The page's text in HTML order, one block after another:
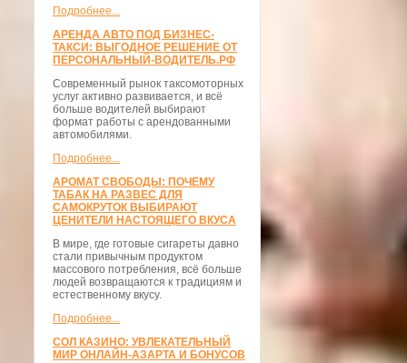
Подробнее...
АРЕНДА АВТО ПОД БИЗНЕС-
ТАКСИ: ВЫГОДНОЕ РЕШЕНИЕ ОТ
ПЕРСОНАЛЬНЫЙ-ВОДИТЕЛЬ.РФ
Современный рынок таксомоторных
услуг активно развивается, и всё
больше водителей выбирают
формат работы с арендованными
автомобилями.
Подробнее...
АРОМАТ СВОБОДЫ: ПОЧЕМУ
ТАБАК НА РАЗВЕС ДЛЯ
САМОКРУТОК ВЫБИРАЮТ
ЦЕНИТЕЛИ НАСТОЯЩЕГО ВКУСА
В мире, где готовые сигареты давно
стали привычным продуктом
массового потребления, всё больше
людей возвращаются к традициям и
естественному вкусу.
Подробнее...
СОЛ КАЗИНО: УВЛЕКАТЕЛЬНЫЙ
МИР ОНЛАЙН-АЗАРТА И БОНУСОВ